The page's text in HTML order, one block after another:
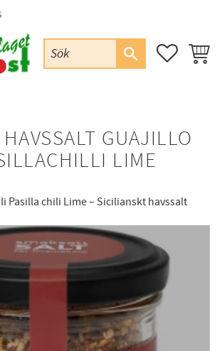
GUAJILLO
LIME
Pasilla chili Lime – Sicilianskt havssalt